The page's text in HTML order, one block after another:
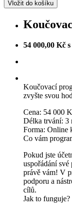
Vložit do košíku
54 000,00 Kč
Koučovací
zvyšte svou
Cena: 54 000
Délka trvání: 3
Forma: Online
Co vám
Pokud jste
uspořádání
právě vám! V
podporu a
cílů.
Jak to funguje?